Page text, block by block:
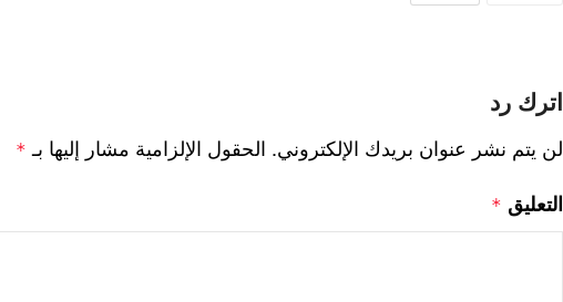
اترك رد
لن يتم نشر عنوان بريدك الإلكتروني. الحقول الإلزامية مشار إليها بـ *
التعليق *